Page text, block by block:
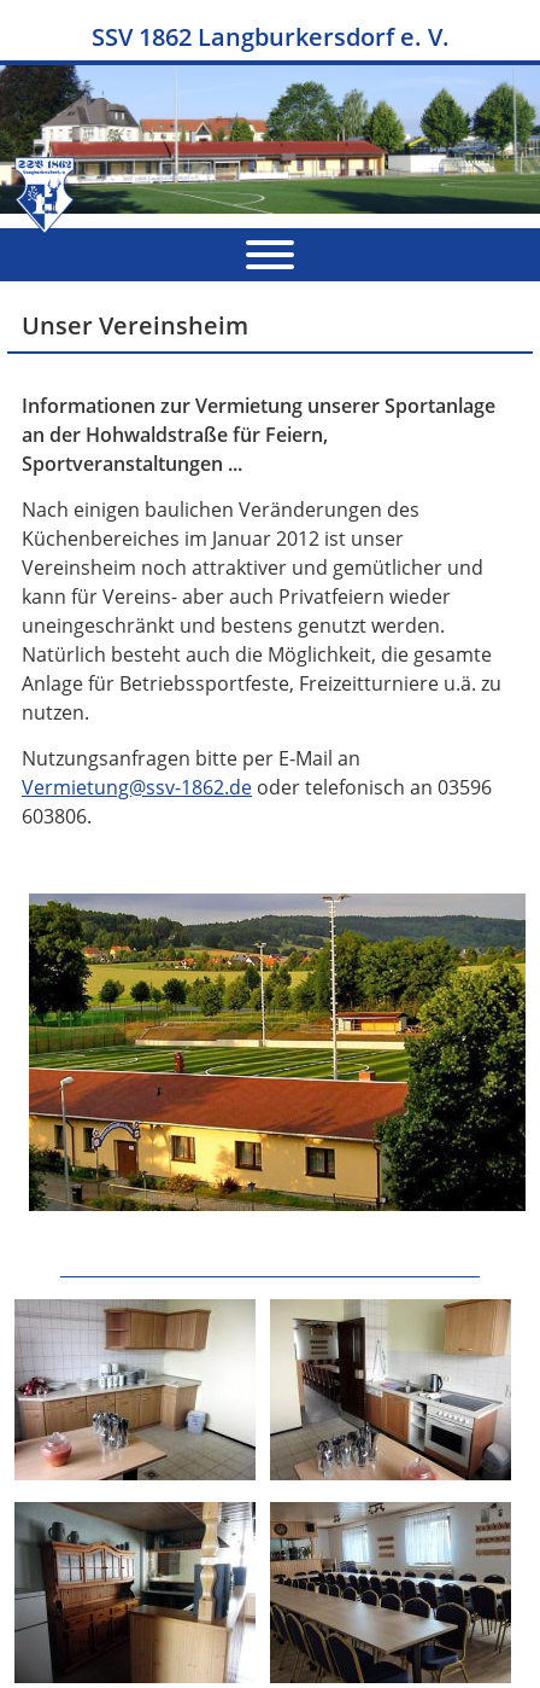
SSV 1862 Langburkersdorf e. V.
Unser Vereinsheim
Informationen zur Vermietung unserer Sportanlage
an der Hohwaldstraße für Feiern,
Sportveranstaltungen ...
Nach einigen baulichen Veränderungen des
Küchenbereiches im Januar 2012 ist unser
Vereinsheim noch attraktiver und gemütlicher und
kann für Vereins- aber auch Privatfeiern wieder
uneingeschränkt und bestens genutzt werden.
Natürlich besteht auch die Möglichkeit, die gesamte
Anlage für Betriebssportfeste, Freizeitturniere u.ä. zu
nutzen.
Nutzungsanfragen bitte per E-Mail an
Vermietung@ssv-1862.de oder telefonisch an 03596
603806.